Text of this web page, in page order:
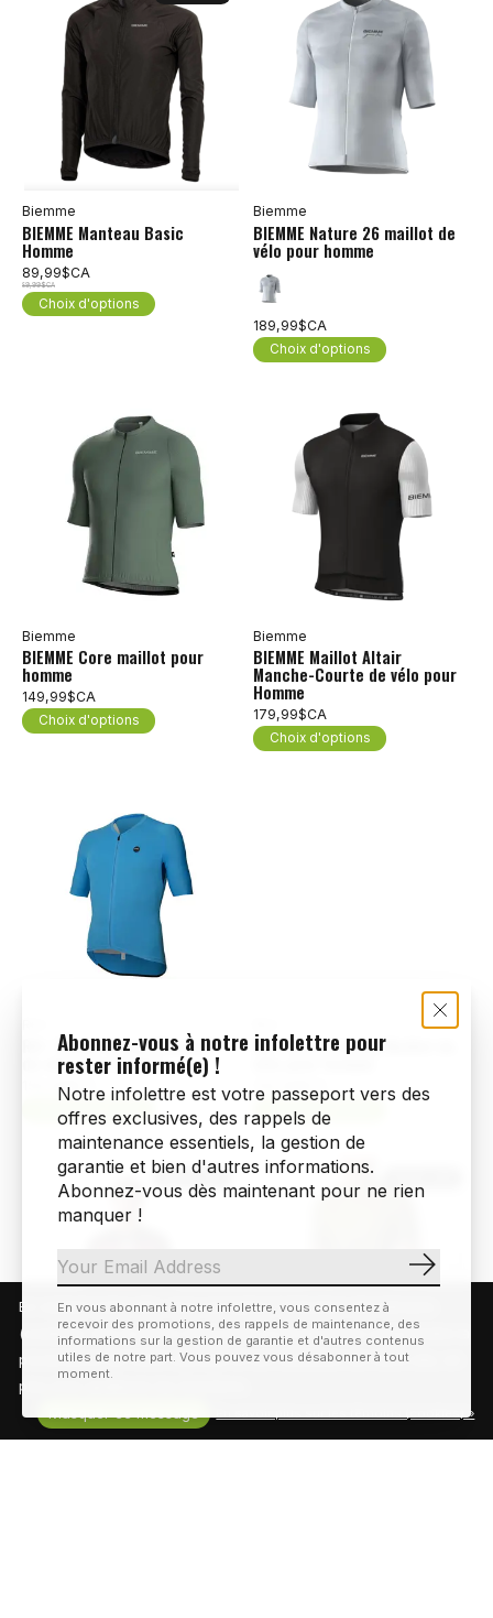
Biemme
BIEMME Manteau Basic
Homme
89,99$CA
89,99$CA
Choix d'options
Biemme
BIEMME Nature 26 maillot de
vélo pour homme
189,99$CA
Choix d'options
Biemme
BIEMME Core maillot pour
homme
149,99$CA
Choix d'options
Biemme
BIEMME Maillot Altair
Manche-Courte de vélo pour
Homme
179,99$CA
Choix d'options
RH+ Piuma Jersey Chandail
de vélo pour homme
159,99$CA
Choix d'options
RH+ Grinta Jersey Maillot de
Choix d'options
40% off
FOX Ranger LS Chandail à
manche longue Keel pour
CASTELLI Orizzonte Maillot
de vélo pour homme
Abonnez-vous à notre infolettre pour
rester informé(e) !
Notre infolettre est votre passeport vers des
offres exclusives, des rappels de
maintenance essentiels, la gestion de
garantie et bien d'autres informations.
Abonnez-vous dès maintenant pour ne rien
manquer !
En vous abonnant à notre infolettre, vous consentez à
recevoir des promotions, des rappels de maintenance, des
informations sur la gestion de garantie et d'autres contenus
utiles de notre part. Vous pouvez vous désabonner à tout
moment.
En visitant notre site, vous acceptez l'utilisation des témoins
(cookies). Ces derniers nous permettent de mieux comprendre la
provenance de notre clientèle et son utilisation de notre site, en
plus d'en améliorer les fonctions.
Masquer ce message
En savoir plus sur les témoins (cookies) »